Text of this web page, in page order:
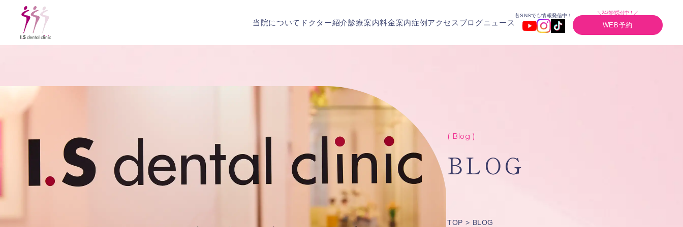
当院について ドクター紹介診療案内料金案内症例アクセス ブログニュース
各SNSでも情報発信中！
＼24時間受付中！／
WEB予約
( Blog )
BLOG
TOP BLOG